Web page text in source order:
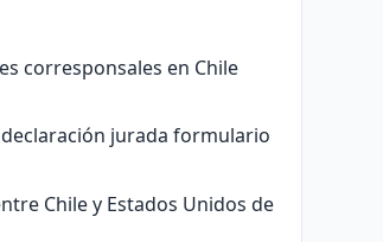
corresponsales en Chile
jurada formulario
Chile y Estados Unidos de